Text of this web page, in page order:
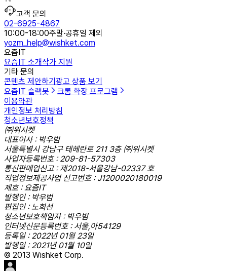
고객 문의
02-6925-4867
10:00-18:00주말·공휴일 제외
yozm_help@wishket.com
요즘IT
요즘IT 소개작가 지원
기타 문의
콘텐츠 제안하기 광고 상품 보기
요즘IT 슬랙봇
크롬 확장 프로그램
이용약관
개인정보 처리방침
청소년보호정책
㈜위시켓
대표이사 : 박우범
서울특별시 강남구 테헤란로 211 3층 ㈜위시켓
사업자등록번호 : 209-81-57303
통신판매업신고 : 제2018-서울강남-02337 호
직업정보제공사업 신고번호 : J1200020180019
제호 : 요즘IT
발행인 : 박우범
편집인 : 노희선
청소년보호책임자 : 박우범
인터넷신문등록번호 : 서울,아54129
등록일 : 2022년 01월 23일
발행일 : 2021년 01월 10일
© 2013 Wishket Corp.